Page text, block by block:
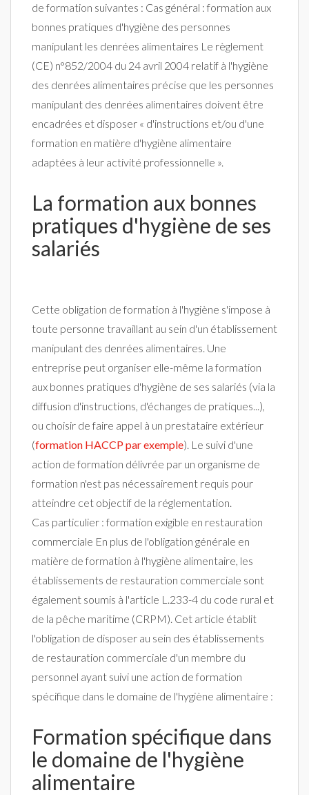
de formation suivantes : Cas général : formation aux
bonnes pratiques d'hygiène des personnes
manipulant les denrées alimentaires Le règlement
(CE) n°852/2004 du 24 avril 2004 relatif à l'hygiène
des denrées alimentaires précise que les personnes
manipulant des denrées alimentaires doivent être
encadrées et disposer « d'instructions et/ou d'une
formation en matière d'hygiène alimentaire
adaptées à leur activité professionnelle ».
La formation aux bonnes
pratiques d'hygiène de ses
salariés
Cette obligation de formation à l'hygiène s'impose à
toute personne travaillant au sein d'un établissement
manipulant des denrées alimentaires. Une
entreprise peut organiser elle-même la formation
aux bonnes pratiques d'hygiène de ses salariés (via la
diffusion d'instructions, d'échanges de pratiques...),
ou choisir de faire appel à un prestataire extérieur
(formation HACCP par exemple). Le suivi d'une
action de formation délivrée par un organisme de
formation n'est pas nécessairement requis pour
atteindre cet objectif de la réglementation.
Cas particulier : formation exigible en restauration
commerciale En plus de l'obligation générale en
matière de formation à l'hygiène alimentaire, les
établissements de restauration commerciale sont
également soumis à l'article L.233-4 du code rural et
de la pêche maritime (CRPM). Cet article établit
l'obligation de disposer au sein des établissements
de restauration commerciale d'un membre du
personnel ayant suivi une action de formation
spécifique dans le domaine de l'hygiène alimentaire :
Formation spécifique dans
le domaine de l'hygiène
alimentaire